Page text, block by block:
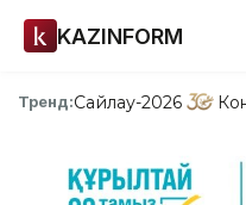
KAZINFORM
Тренд:Сайлау-2026